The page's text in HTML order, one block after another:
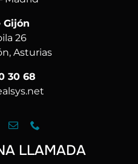
Gijón
26
Asturias
30 68
LLAMADA